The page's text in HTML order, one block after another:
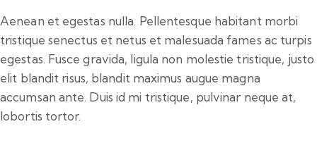
Aenean et egestas nulla. Pellentesque habitant morbi
tristique senectus et netus et malesuada fames ac turpis
egestas. Fusce gravida, ligula non molestie tristique, justo
elit blandit risus, blandit maximus augue magna
accumsan ante. Duis id mi tristique, pulvinar neque at,
lobortis tortor.